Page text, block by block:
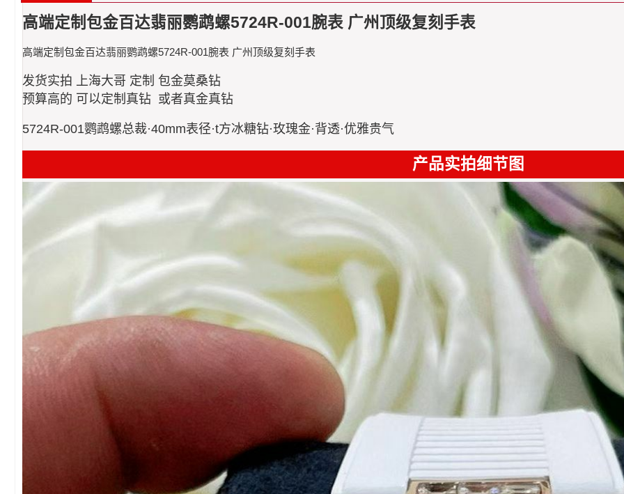
高端定制包金百达翡丽鹦鹉螺5724R-001腕表 广州顶级复刻手表
高端定制包金百达翡丽鹦鹉螺5724R-001腕表 广州顶级复刻手表
发货实拍 上海大哥 定制 包金莫桑钻
预算高的 可以定制真钻 或者真金真钻
5724R-001鹦鹉螺总裁·40mm表径·t方冰糖钻·玫瑰金·背透·优雅贵气
产品实拍细节图